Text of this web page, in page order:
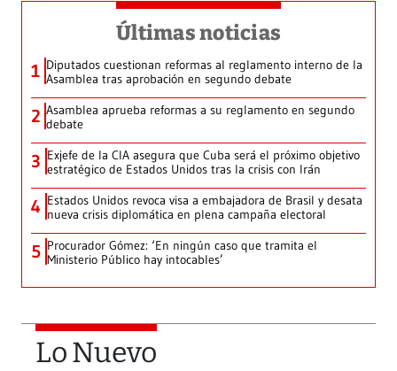
Últimas noticias
1 Diputados cuestionan reformas al reglamento interno de la
Asamblea tras aprobación en segundo debate
2 Asamblea aprueba reformas a su reglamento en segundo
debate
3 Exjefe de la CIA asegura que Cuba será el próximo objetivo
estratégico de Estados Unidos tras la crisis con Irán
4 Estados Unidos revoca visa a embajadora de Brasil y desata
nueva crisis diplomática en plena campaña electoral
5 Procurador Gómez: ‘En ningún caso que tramita el
Ministerio Público hay intocables’
Lo Nuevo